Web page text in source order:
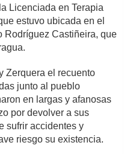
Licenciada en Terapia
estuvo ubicada en el
Rodríguez Castiñeira, que
Zerquera el recuento
junto al pueblo
en largas y afanosas
por devolver a sus
sufrir accidentes y
riesgo su existencia.